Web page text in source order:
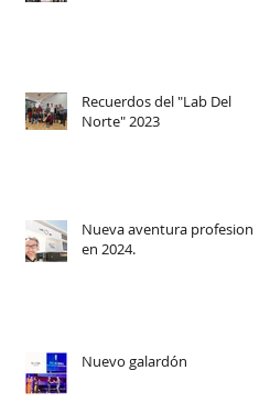
Recuerdos del "Lab Del
Norte" 2023
Nueva aventura profesional
en 2024.
Nuevo galardón